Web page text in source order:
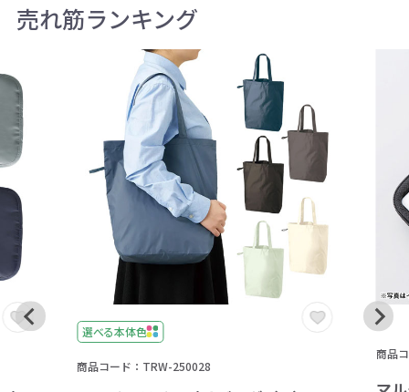
売れ筋ランキング
選べる本体色
商品コード：TRW-250028
商品